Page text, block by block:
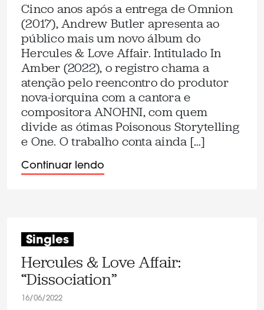
Cinco anos após a entrega de Omnion
(2017), Andrew Butler apresenta ao
público mais um novo álbum do
Hercules & Love Affair. Intitulado In
Amber (2022), o registro chama a
atenção pelo reencontro do produtor
nova-iorquina com a cantora e
compositora ANOHNI, com quem
divide as ótimas Poisonous Storytelling
e One. O trabalho conta ainda […]
Continuar lendo
Singles
Hercules & Love Affair:
“Dissociation”
16/06/2022